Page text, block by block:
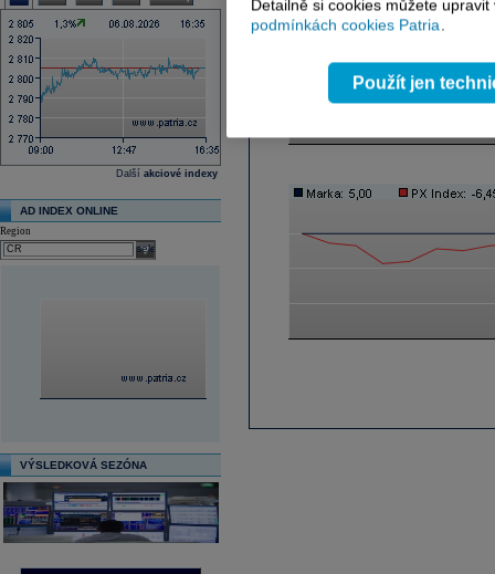
Další akciové indexy
AD INDEX ONLINE
Region
select
VÝSLEDKOVÁ SEZÓNA
Detailně si cookies můžete
podmínkách cookies Patria.
Použít jen